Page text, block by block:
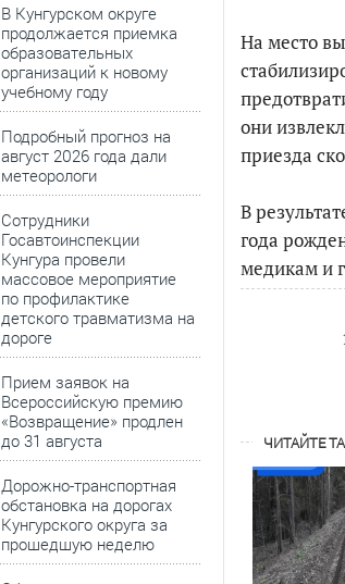
В Кунгурском округе
продолжается приемка
образовательных
организаций к новому
учебному году
Подробный прогноз на
август 2026 года дали
метеорологи
Сотрудники
Госавтоинспекции
Кунгура провели
массовое мероприятие
по профилактике
детского травматизма на
дороге
Прием заявок на
Всероссийскую премию
«Возвращение» продлен
до 31 августа
Дорожно-транспортная
обстановка на дорогах
Кунгурского округа за
прошедшую неделю
На место
они
приезда
В
года
медикам и
ЧИТАЙТЕ